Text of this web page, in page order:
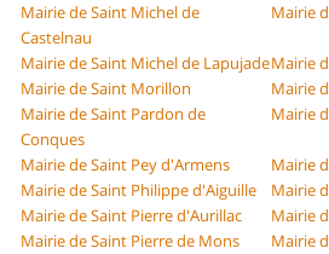
Mairie de Saint Michel de
Castelnau
Mairie
Mairie de Saint Michel de LapujadeMairie
Mairie de Saint Morillon
Mairie
Mairie de Saint Pardon de
Conques
Mairie
Mairie de Saint Pey d'Armens
Mairie
Mairie de Saint Philippe d'Aiguille
Mairie
Mairie de Saint Pierre d'Aurillac
Mairie
Mairie de Saint Pierre de Mons
Mairie